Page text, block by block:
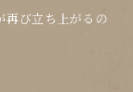
再び立ち上がる の